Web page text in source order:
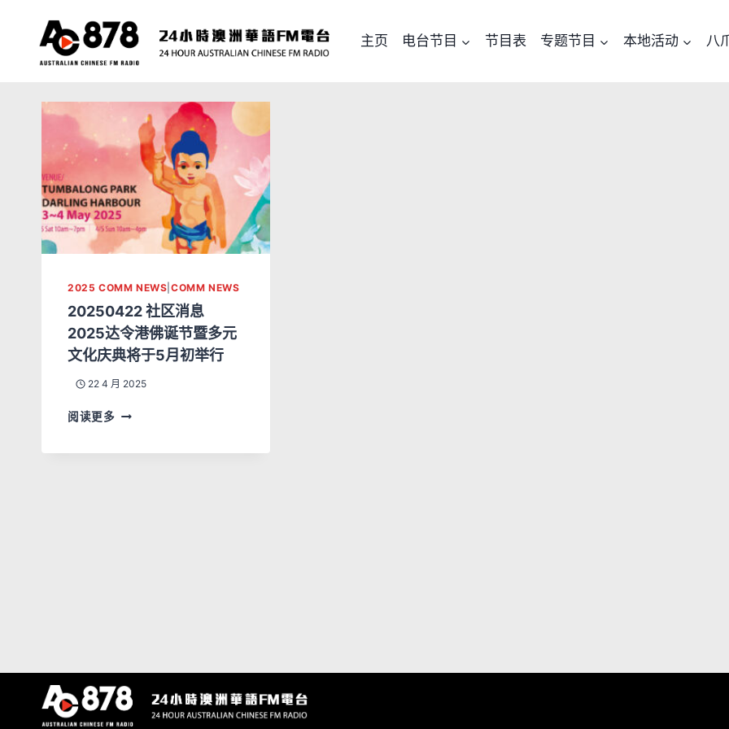
主页 电台节目 节目表 专题节目 本地活动 八
2025 COMM NEWS |COMM NEWS
20250422 社区消息
2025达令港佛诞节暨多元
文化庆典将于5月初举行
22 4 月 2025
阅读更多